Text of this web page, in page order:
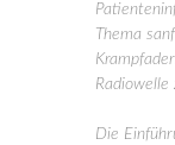
Thema
Radiowelle
Die